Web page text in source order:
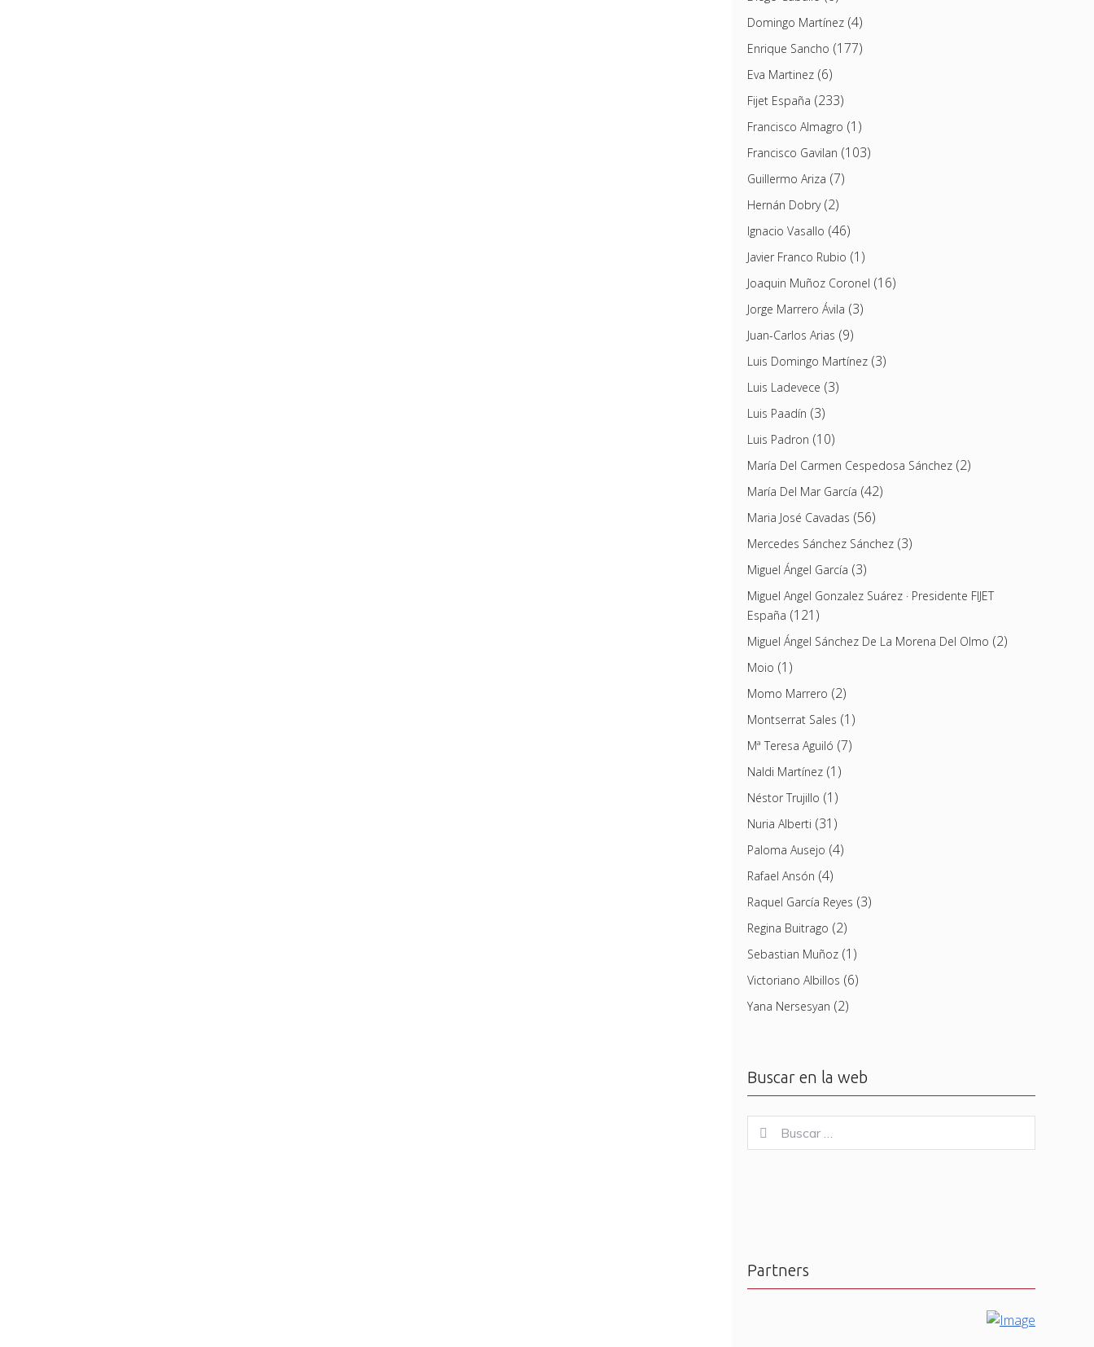
Domingo Martínez(4)
Enrique Sancho (177)
Eva Martinez(6)
Fijet España (233)
Francisco Almagro (1)
Francisco Gavilan (103)
Guillermo Ariza (7)
Hernán Dobry(2)
Ignacio Vasallo (46)
Javier Franco Rubio (1)
Joaquin Muñoz Coronel (16)
Jorge Marrero Ávila (3)
Juan-Carlos Arias (9)
Luis Domingo Martínez(3)
Luis Ladevece (3)
Luis Paadín (3)
Luis Padron (10)
María Del Carmen Cespedosa Sánchez(2)
María Del Mar García (42)
Maria José Cavadas (56)
Mercedes Sánchez Sánchez(3)
Miguel Ángel García (3)
Miguel Angel Gonzalez Suárez · Presidente FIJET
España (121)
Miguel Ángel Sánchez De La Morena Del Olmo (2)
Moio (1)
Momo Marrero (2)
Montserrat Sales (1)
Mª Teresa Aguiló (7)
Naldi Martínez(1)
Néstor Trujillo (1)
Nuria Alberti (31)
Paloma Ausejo (4)
Rafael Ansón (4)
Raquel García Reyes (3)
Regina Buitrago (2)
Sebastian Muñoz(1)
Victoriano Albillos (6)
Yana Nersesyan (2)
Buscar en la web
for:
Buscar
Partners